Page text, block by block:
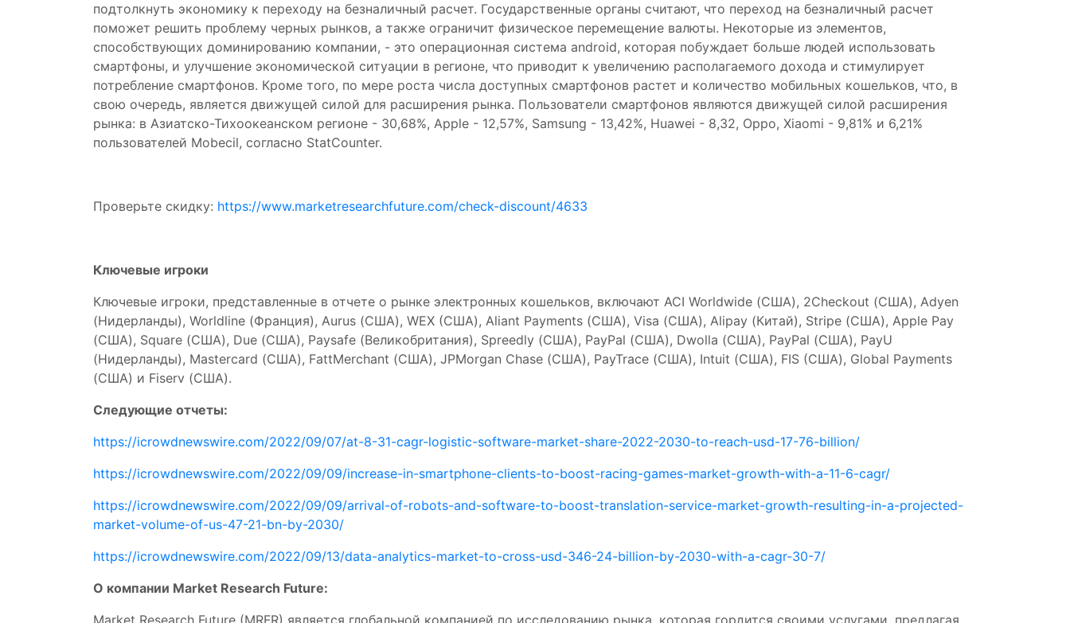
подтолкнуть экономику к переходу на безналичный расчет. Государственные органы считают, что переход на безналичный расчет
поможет решить проблему черных рынков, а также ограничит физическое перемещение валюты. Некоторые из элементов,
способствующих доминированию компании, - это операционная система android, которая побуждает больше людей использовать
смартфоны, и улучшение экономической ситуации в регионе, что приводит к увеличению располагаемого дохода и стимулирует
потребление смартфонов. Кроме того, по мере роста числа доступных смартфонов растет и количество мобильных кошельков, что, в
свою очередь, является движущей силой для расширения рынка. Пользователи смартфонов являются движущей силой расширения
рынка: в Азиатско-Тихоокеанском регионе - 30,68%, Apple - 12,57%, Samsung - 13,42%, Huawei - 8,32, Oppo, Xiaomi - 9,81% и 6,21%
пользователей Mobecil, согласно StatCounter.
Проверьте скидку: https://www.marketresearchfuture.com/check-discount/4633
Ключевые игроки
Ключевые игроки, представленные в отчете о рынке электронных кошельков, включают ACI Worldwide (США), 2Checkout (США), Adyen
(Нидерланды), Worldline (Франция), Aurus (США), WEX (США), Aliant Payments (США), Visa (США), Alipay (Китай), Stripe (США), Apple Pay
(США), Square (США), Due (США), Paysafe (Великобритания), Spreedly (США), PayPal (США), Dwolla (США), PayPal (США), PayU
(Нидерланды), Mastercard (США), FattMerchant (США), JPMorgan Chase (США), PayTrace (США), Intuit (США), FIS (США), Global Payments
(США) и Fiserv (США).
Следующие отчеты:
https://icrowdnewswire.com/2022/09/07/at-8-31-cagr-logistic-software-market-share-2022-2030-to-reach-usd-17-76-billion/
https://icrowdnewswire.com/2022/09/09/increase-in-smartphone-clients-to-boost-racing-games-market-growth-with-a-11-6-cagr/
https://icrowdnewswire.com/2022/09/09/arrival-of-robots-and-software-to-boost-translation-service-market-growth-resulting-in-a-projected-
market-volume-of-us-47-21-bn-by-2030/
https://icrowdnewswire.com/2022/09/13/data-analytics-market-to-cross-usd-346-24-billion-by-2030-with-a-cagr-30-7/
О компании Market Research Future:
Market Research Future (MRFR) является глобальной компанией по исследованию рынка, которая гордится своими услугами, предлагая